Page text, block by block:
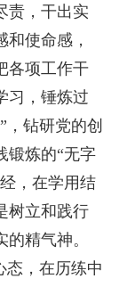
责，干出实
使命感，
各项工作干
习，锤炼过
钻研党的创
锻炼的“无字
，在学用结
树立和践行
精气神。
态，在历练中